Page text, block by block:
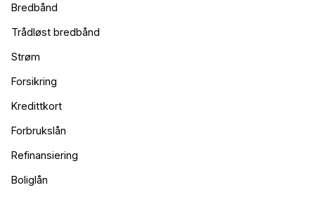
Bredbånd
Trådløst bredbånd
Strøm
Forsikring
Kredittkort
Forbrukslån
Refinansiering
Boliglån